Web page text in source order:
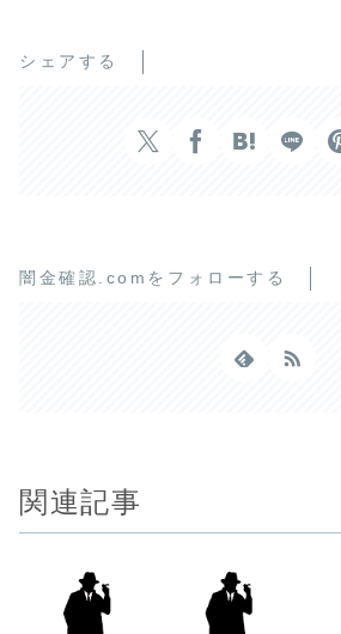
シェアする
闇金確認.comをフォローする
関連記事